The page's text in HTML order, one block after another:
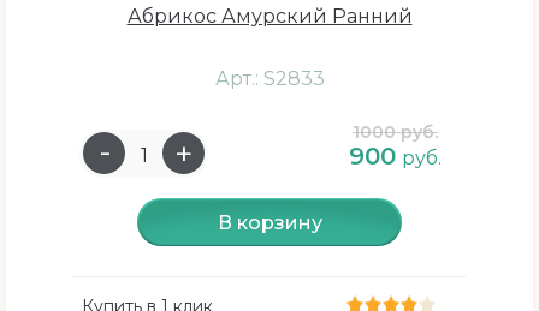
Абрикос Амурский Ранний
Арт.: S2833
1000 руб.
900 руб.
В корзину
Купить в 1 клик